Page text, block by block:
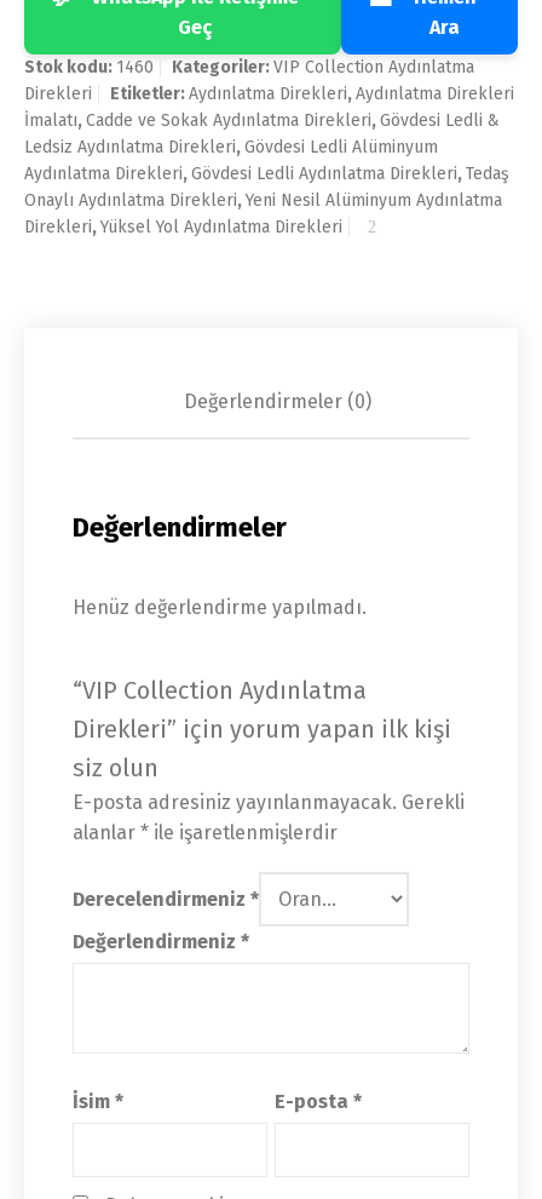
Geç
Ara
Stok kodu: 1460 Kategoriler:VIP Collection Aydınlatma
Direkleri
Etiketler:Aydınlatma Direkleri,Aydınlatma Direkleri
İmalatı,Cadde ve Sokak Aydınlatma Direkleri,Gövdesi Ledli &
Ledsiz Aydınlatma Direkleri,Gövdesi Ledli Alüminyum
Aydınlatma Direkleri,Gövdesi Ledli Aydınlatma Direkleri,Tedaş
Onaylı Aydınlatma Direkleri,Yeni Nesil Alüminyum Aydınlatma
Direkleri,Yüksel Yol Aydınlatma Direkleri
Değerlendirmeler (0)
Değerlendirmeler
Henüz değerlendirme yapılmadı.
“VIP Collection Aydınlatma
Direkleri” için yorum yapan ilk kişi
siz olun
E-posta adresiniz yayınlanmayacak. Gerekli
alanlar * ile işaretlenmişlerdir
Derecelendirmeniz *
Değerlendirmeniz *
İsim * E-posta*